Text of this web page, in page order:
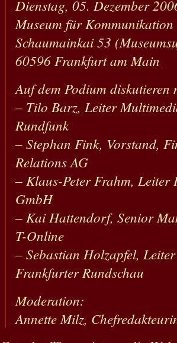
Dienstag, 05. Dezember
Museum für
Schaumainkai 53
60596 Frankfurt am Main
Auf dem Podium diskutieren
– Tilo Barz, Leiter
Rundfunk
– Stephan Fink, Vorstand,
Relations AG
– Klaus-Peter Frahm, Leiter
GmbH
– Kai Hattendorf, Senior
T-Online
– Sebastian Holzapfel,
Frankfurter Rundschau
Moderation:
Annette Milz,